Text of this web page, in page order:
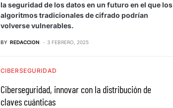
la seguridad de los datos en un futuro en el que los
algoritmos tradicionales de cifrado podrían
volverse vulnerables.
BY REDACCION 3 FEBRERO, 2025
CIBERSEGURIDAD
Ciberseguridad, innovar con la distribución de
claves cuánticas